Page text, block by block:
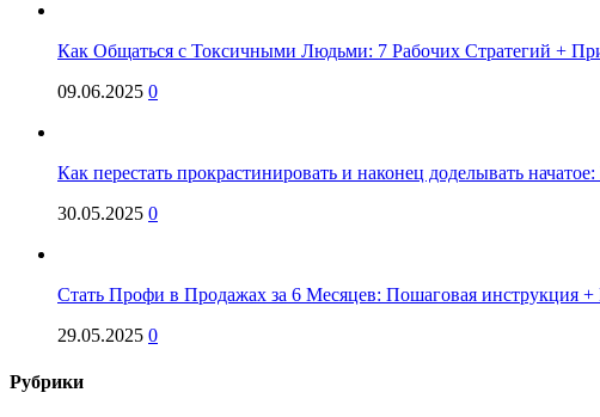
Как Общаться с Токсичными Людьми: 7 Рабочих Стратегий +
09.06.2025 0
Как перестать прокрастинировать и наконец доделывать
30.05.2025 0
Стать Профи в Продажах за 6 Месяцев: Пошаговая инструкция +
29.05.2025 0
Рубрики